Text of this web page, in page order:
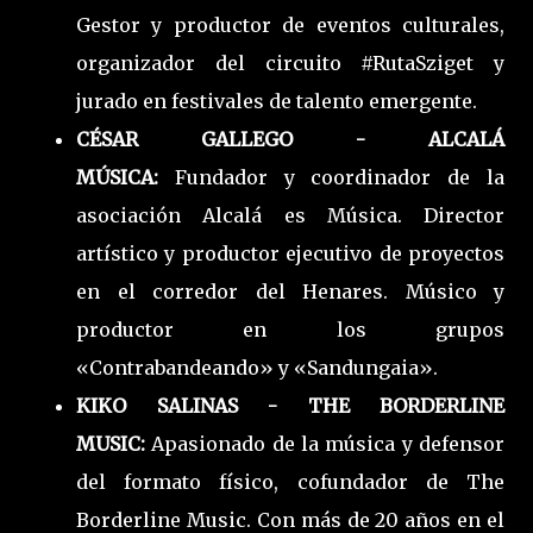
Gestor y productor de eventos culturales,
organizador del circuito #RutaSziget y
jurado en festivales de talento emergente.
CÉSAR GALLEGO - ALCALÁ
MÚSICA: Fundador y coordinador de la
asociación Alcalá es Música. Director
artístico y productor ejecutivo de proyectos
en el corredor del Henares. Músico y
productor en los grupos
«Contrabandeando» y «Sandungaia».
KIKO SALINAS - THE BORDERLINE
MUSIC: Apasionado de la música y defensor
del formato físico, cofundador de The
Borderline Music. Con más de 20 años en el